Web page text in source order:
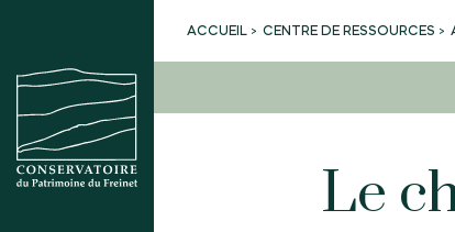
ACCUEIL CENTRE DE RESSOURCES
Le